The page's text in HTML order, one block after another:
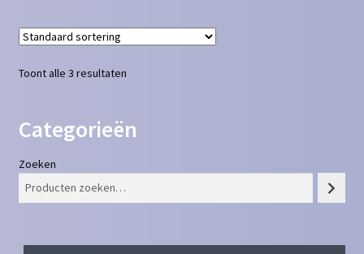
Toont alle 3 resultaten
Categorieën
Zoeken